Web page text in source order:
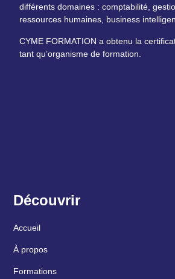
différents domaines : comptabilité,
ressources humaines, business
CYME FORMATION a obtenu la
tant qu’organisme de formation.
Découvrir
Accueil
À propos
Formations